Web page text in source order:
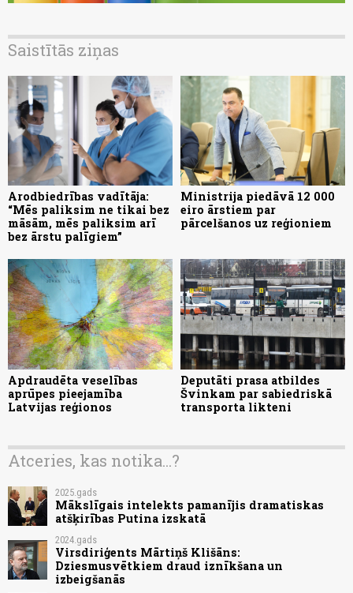
Saistītās ziņas
Arodbiedrības vadītāja:
“Mēs paliksim ne tikai bez
māsām, mēs paliksim arī
bez ārstu palīgiem”
Ministrija piedāvā 12 000
eiro ārstiem par
pārcelšanos uz reģioniem
Apdraudēta veselības
aprūpes pieejamība
Latvijas reģionos
Deputāti prasa atbildes
Švinkam par sabiedriskā
transporta likteni
Atceries, kas notika...?
2025.gads
Mākslīgais intelekts pamanījis dramatiskas
atšķirības Putina izskatā
2024.gads
Virsdiriģents Mārtiņš Klišāns:
Dziesmusvētkiem draud iznīkšana un
izbeigšanās